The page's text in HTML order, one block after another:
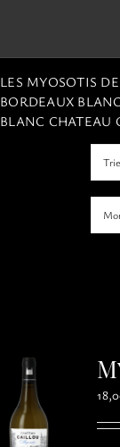
OFFRIR UNE
MON PANIER
LES MYOSOTIS
BORDEAUX
BLANC CHATEAU